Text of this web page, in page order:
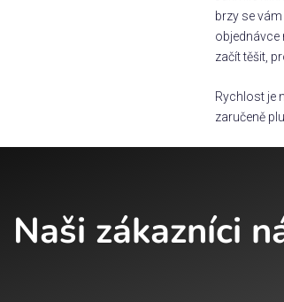
brzy se
objednávce
začít těšit,
Rychlost je
zaručeně
Naši zákazníci